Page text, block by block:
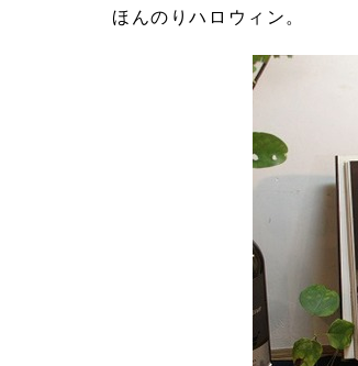
ほんのりハロウィン。